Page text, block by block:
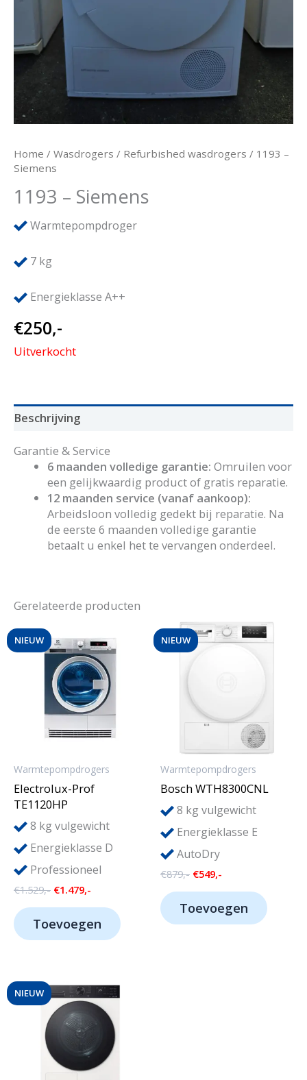
Home / Wasdrogers / Refurbished wasdrogers / 1193 –
Siemens
1193 – Siemens
Warmtepompdroger
7 kg
Energieklasse A++
€250,-
Uitverkocht
Beschrijving
Garantie & Service
6 maanden volledige garantie: Omruilen voor
een gelijkwaardig product of gratis reparatie.
12 maanden service (vanaf aankoop):
Arbeidsloon volledig gedekt bij reparatie. Na
de eerste 6 maanden volledige garantie
betaalt u enkel het te vervangen onderdeel.
Gerelateerde producten
NIEUW
Warmtepompdrogers
Electrolux-Prof
TE1120HP
8 kg vulgewicht
Energieklasse D
Professioneel
€1.529,- Oorspronkelijke
€1.529,-.
€1.479,-
€1.479,-.
Toevoegen
NIEUW
Warmtepompdrogers
Bosch WTH8300CNL
8 kg vulgewicht
Energieklasse E
AutoDry
€879,- Oorspronkelijke
€879,-.
€549,-
€549,-.
Toevoegen
NIEUW